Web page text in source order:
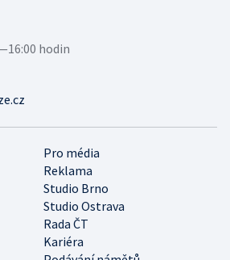
Pro média
Reklama
Studio Brno
Studio Ostrava
Rada ČT
Kariéra
hodin